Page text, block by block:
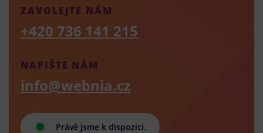
Právě jsme k dispozici.
NAPIŠTE NÁM
info@webnia.cz
ZAVOLEJTE NÁM
+420 736 141 215